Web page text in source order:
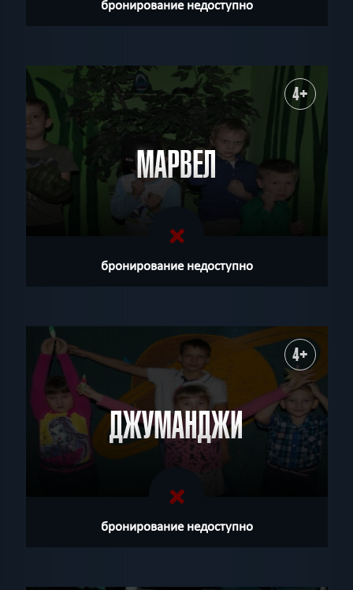
бронирование недоступно
4+
МАРВЕЛ
бронирование недоступно
4+
ДЖУМАНДЖИ
бронирование недоступно